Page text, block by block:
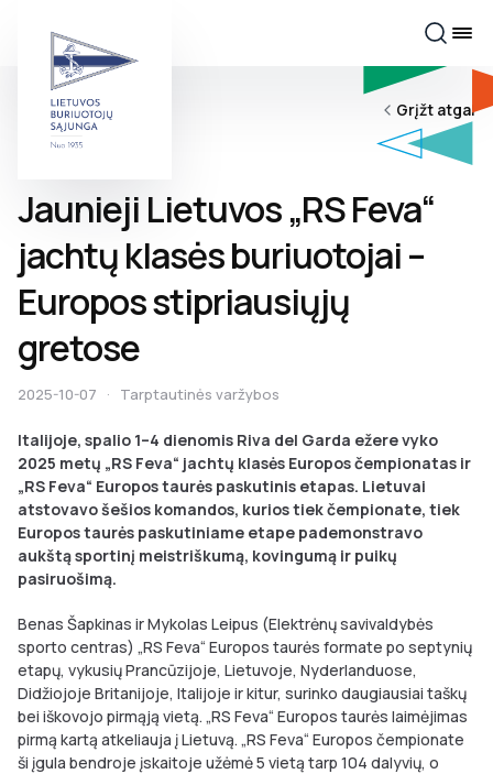
Grįžt atgal
Jaunieji Lietuvos „RS Feva“
jachtų klasės buriuotojai –
Europos stipriausiųjų
gretose
2025-10-07 · Tarptautinės varžybos
Italijoje, spalio 1–4 dienomis Riva del Garda ežere vyko
2025 metų „RS Feva“ jachtų klasės Europos čempionatas ir
„RS Feva“ Europos taurės paskutinis etapas. Lietuvai
atstovavo šešios komandos, kurios tiek čempionate, tiek
Europos taurės paskutiniame etape pademonstravo
aukštą sportinį meistriškumą, kovingumą ir puikų
pasiruošimą.
Benas Šapkinas ir Mykolas Leipus (Elektrėnų savivaldybės
sporto centras) „RS Feva“ Europos taurės formate po septynių
etapų, vykusių Prancūzijoje, Lietuvoje, Nyderlanduose,
Didžiojoje Britanijoje, Italijoje ir kitur, surinko daugiausiai taškų
bei iškovojo pirmąją vietą. „RS Feva“ Europos taurės laimėjimas
pirmą kartą atkeliauja į Lietuvą. „RS Feva“ Europos čempionate
ši įgula bendroje įskaitoje užėmė 5 vietą tarp 104 dalyvių, o